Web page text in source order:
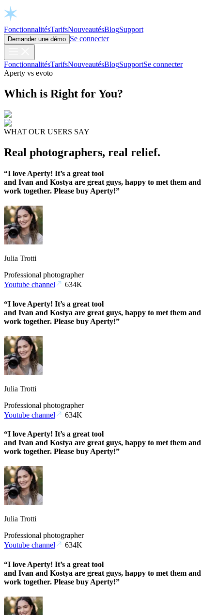
Open chat
FonctionnalitésTarifsNouveautésBlogSupport
Demander une démo Se connecter
FonctionnalitésTarifsNouveautésBlogSupportSe connecter
Aperty vs evoto
Which is Right for You?
WHAT OUR USERS SAY
Real photographers, real relief.
“I love Aperty! It’s a great tool
and Ivan and Kostya are great guys, happy to met them and
work together. Please buy Aperty!”
Julia Trotti
Professional photographer
Youtube channel
634K
“I love Aperty! It’s a great tool
and Ivan and Kostya are great guys, happy to met them and
work together. Please buy Aperty!”
Julia Trotti
Professional photographer
Youtube channel
634K
“I love Aperty! It’s a great tool
and Ivan and Kostya are great guys, happy to met them and
work together. Please buy Aperty!”
Julia Trotti
Professional photographer
Youtube channel
634K
“I love Aperty! It’s a great tool
and Ivan and Kostya are great guys, happy to met them and
work together. Please buy Aperty!”